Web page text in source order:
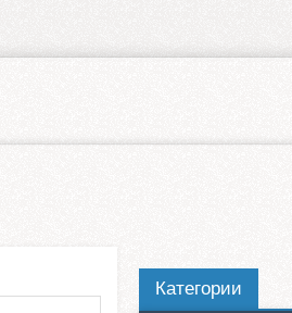
Категории